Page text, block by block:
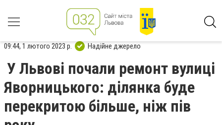
09:44, 1 лютого 2023 р. Надійне джерело
У Львові почали ремонт вулиці
Яворницького: ділянка буде
перекритою більше, ніж пів